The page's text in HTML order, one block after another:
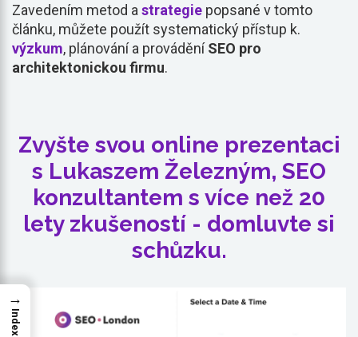
Zavedením metod a strategie popsané v tomto
článku, můžete použít systematický přístup k.
výzkum, plánování a prováděníSEO pro
architektonickou firmu.
Zvyšte svou online prezentaci
s Lukaszem Železným, SEO
konzultantem s více než 20
lety zkušeností - domluvte si
schůzku.
→
Index